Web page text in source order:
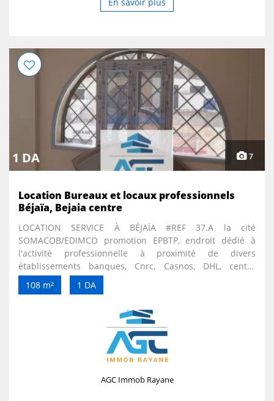
En savoir plus
1 DA 7
Location Bureaux et locaux professionnels
Béjaïa, Bejaia centre
LOCATION SERVICE À BÉJAÏA #REF 37.A la cité
SOMACOB/EDIMCO promotion EPBTP, endroit dédié à
l'activité professionnelle à proximité de divers
établissements banques, Cnrc, Casnos, DHL, centre
d'affaire ect... , ayant 3 façades, agence immobilière Agc
Immob Rayane loue un service bien fini dans une belle
laboratoire d'analyse medical, centre de formation, siège
d'entreprise, société d'avocat, cabinet medical ect..
#CONDITIONS DE LOCATION le prix souhaité du loyer 80
Pour plus de détails, veuillez se rapprocher de notre
108 m² 1 DA
AGC Immob Rayane